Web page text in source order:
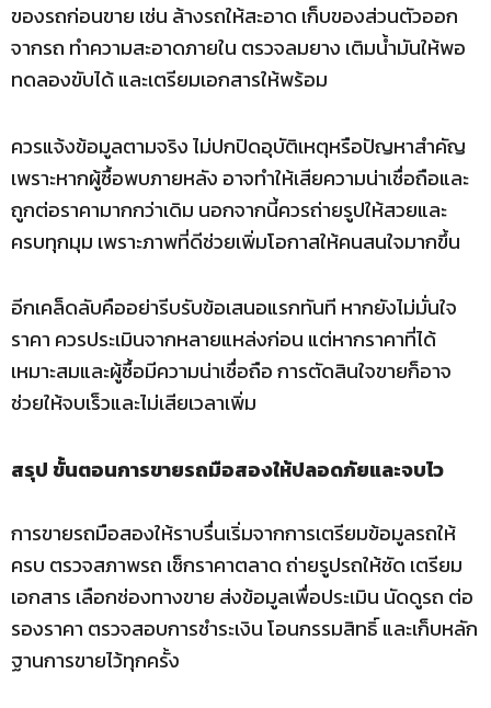
ของรถก่อนขาย เช่น ล้างรถให้สะอาด เก็บของส่วนตัวออก
จากรถ ทำความสะอาดภายใน ตรวจลมยาง เติมน้ำมันให้พอ
ทดลองขับได้ และเตรียมเอกสารให้พร้อม
ควรแจ้งข้อมูลตามจริง ไม่ปกปิดอุบัติเหตุหรือปัญหาสำคัญ
เพราะหากผู้ซื้อพบภายหลัง อาจทำให้เสียความน่าเชื่อถือและ
ถูกต่อราคามากกว่าเดิม นอกจากนี้ควรถ่ายรูปให้สวยและ
ครบทุกมุม เพราะภาพที่ดีช่วยเพิ่มโอกาสให้คนสนใจมากขึ้น
อีกเคล็ดลับคืออย่ารีบรับข้อเสนอแรกทันที หากยังไม่มั่นใจ
ราคา ควรประเมินจากหลายแหล่งก่อน แต่หากราคาที่ได้
เหมาะสมและผู้ซื้อมีความน่าเชื่อถือ การตัดสินใจขายก็อาจ
ช่วยให้จบเร็วและไม่เสียเวลาเพิ่ม
สรุป ขั้นตอนการขายรถมือสองให้ปลอดภัยและจบไว
การขายรถมือสองให้ราบรื่นเริ่มจากการเตรียมข้อมูลรถให้
ครบ ตรวจสภาพรถ เช็กราคาตลาด ถ่ายรูปรถให้ชัด เตรียม
เอกสาร เลือกช่องทางขาย ส่งข้อมูลเพื่อประเมิน นัดดูรถ ต่อ
รองราคา ตรวจสอบการชำระเงิน โอนกรรมสิทธิ์ และเก็บหลัก
ฐานการขายไว้ทุกครั้ง